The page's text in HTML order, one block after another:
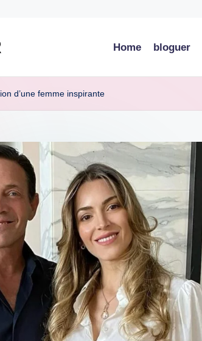
Home bloguer
d’une femme inspirante